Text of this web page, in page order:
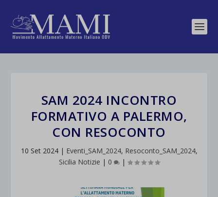
SAM 2024 INCONTRO
FORMATIVO A PALERMO,
CON RESOCONTO
10 Set 2024| Eventi_SAM_2024, Resoconto_SAM_2024,
Sicilia Notizie | 0 |